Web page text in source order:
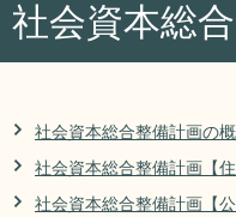
観光魅力・イベント
計画・政策
社会資本総
社会資本総合整備計画の
社会資本総合整備計画【住
社会資本総合整備計画【公